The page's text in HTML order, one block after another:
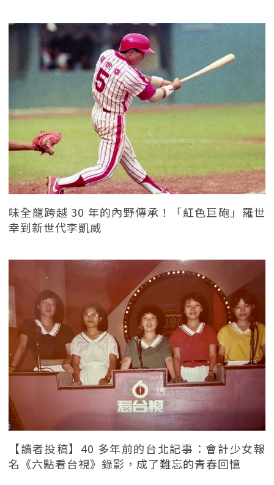
味全龍跨越 30 年的內野傳承！「紅色巨砲」羅世
幸到新世代李凱威
【讀者投稿】40 多年前的台北記事：會計少女報
名《六點看台視》錄影，成了難忘的青春回憶